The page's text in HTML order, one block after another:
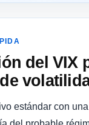
del VIX
estándar con